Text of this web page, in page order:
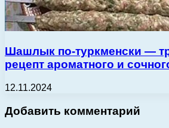
Шашлык по-туркменски —
рецепт ароматного и
12.11.2024
Добавить комментарий